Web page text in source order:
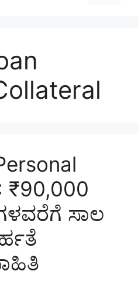
₹90,000
ಸಾಲ